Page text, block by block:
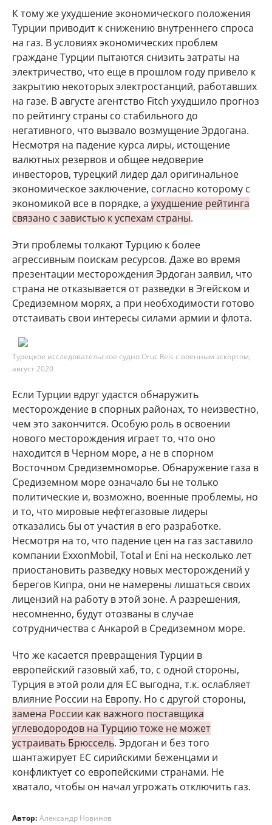
К тому же ухудшение экономического положения
Турции приводит к снижению внутреннего спроса
на газ. В условиях экономических проблем
граждане Турции пытаются снизить затраты на
электричество, что еще в прошлом году привело к
закрытию некоторых электростанций, работавших
на газе. В августе агентство Fitch ухудшило прогноз
по рейтингу страны со стабильного до
негативного, что вызвало возмущение Эрдогана.
Несмотря на падение курса лиры, истощение
валютных резервов и общее недоверие
инвесторов, турецкий лидер дал оригинальное
экономическое заключение, согласно которому с
экономикой все в порядке, а ухудшение рейтинга
связано с завистью к успехам страны.
Эти проблемы толкают Турцию к более
агрессивным поискам ресурсов. Даже во время
презентации месторождения Эрдоган заявил, что
страна не отказывается от разведки в Эгейском и
Средиземном морях, а при необходимости готово
отстаивать свои интересы силами армии и флота.
Турецкое исследовательское судно Oruc Reis с военным эскортом,
август 2020
Если Турции вдруг удастся обнаружить
месторождение в спорных районах, то неизвестно,
чем это закончится. Особую роль в освоении
нового месторождения играет то, что оно
находится в Черном море, а не в спорном
Восточном Средиземноморье. Обнаружение газа в
Средиземном море означало бы не только
политические и, возможно, военные проблемы, но
и то, что мировые нефтегазовые лидеры
отказались бы от участия в его разработке.
Несмотря на то, что падение цен на газ заставило
компании ExxonMobil, Total и Eni на несколько лет
приостановить разведку новых месторождений у
берегов Кипра, они не намерены лишаться своих
лицензий на работу в этой зоне. А разрешения,
несомненно, будут отозваны в случае
сотрудничества с Анкарой в Средиземном море.
Что же касается превращения Турции в
европейский газовый хаб, то, с одной стороны,
Турция в этой роли для ЕС выгодна, т.к. ослабляет
влияние России на Европу. Но с другой стороны,
замена России как важного поставщика
углеводородов на Турцию тоже не может
устраивать Брюссель. Эрдоган и без того
шантажирует ЕС сирийскими беженцами и
конфликтует со европейскими странами. Не
хватало, чтобы он начал угрожать отключить газ.
Автор: Александр Новинов